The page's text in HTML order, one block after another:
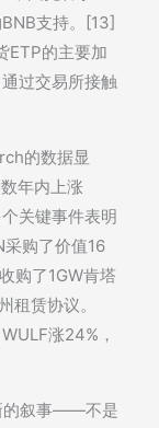
支持。[13]
ETP的主要加
过交易所接触
的数据显
年内上涨
关键事件表明
购了价值16
购了1GW肯塔
租赁协议。
涨24%，
的叙事——不是